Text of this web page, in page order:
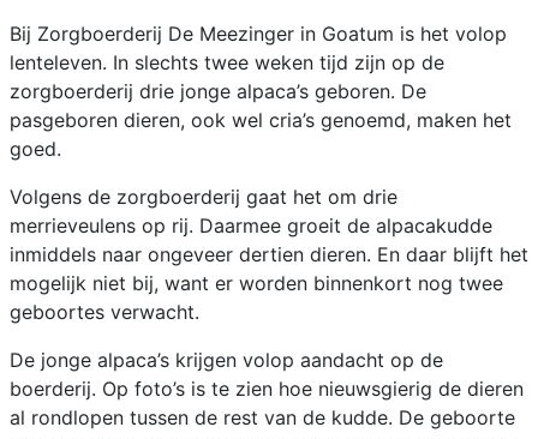
Bij Zorgboerderij De Meezinger in Goatum is het volop
lenteleven. In slechts twee weken tijd zijn op de
zorgboerderij drie jonge alpaca’s geboren. De
pasgeboren dieren, ook wel cria’s genoemd, maken het
goed.
Volgens de zorgboerderij gaat het om drie
merrieveulens op rij. Daarmee groeit de alpacakudde
inmiddels naar ongeveer dertien dieren. En daar blijft het
mogelijk niet bij, want er worden binnenkort nog twee
geboortes verwacht.
De jonge alpaca’s krijgen volop aandacht op de
boerderij. Op foto’s is te zien hoe nieuwsgierig de dieren
al rondlopen tussen de rest van de kudde. De geboorte